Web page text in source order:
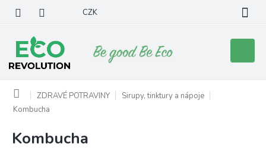
obsah
CZK
košík
Domů ZDRAVÉ POTRAVINY
Sirupy, tinktury a nápoje
Kombucha
Kombucha